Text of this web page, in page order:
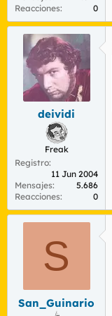
Reacciones
0
deividi
Freak
Registro
11 Jun 2004
Mensajes
5.686
Reacciones
0
S
San_Guinario